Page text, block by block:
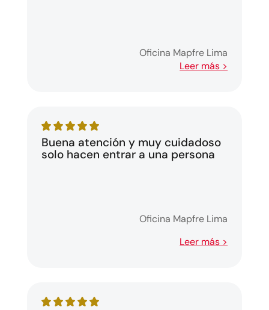
Oficina Mapfre Lima
Leer más >
Buena atención y muy cuidadoso
solo hacen entrar a una persona
Oficina Mapfre Lima
Leer más >